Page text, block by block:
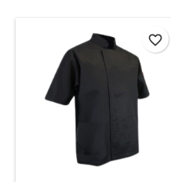
favorite_border